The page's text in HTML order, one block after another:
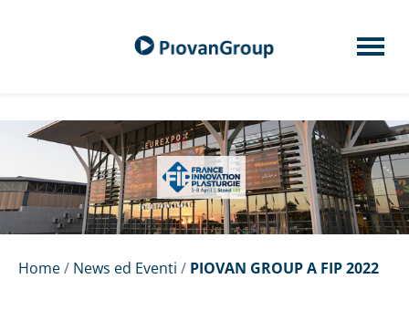
Home/ News ed Eventi / PIOVAN GROUP A FIP 2022